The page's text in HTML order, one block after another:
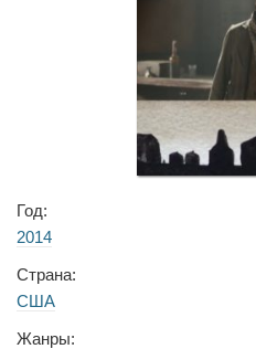
Год:
2014
Страна:
США
Жанры: